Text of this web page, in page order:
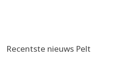
Recentste nieuws Pelt